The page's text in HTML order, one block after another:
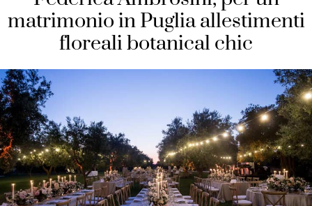
matrimonio in Puglia allestimenti
floreali botanical chic